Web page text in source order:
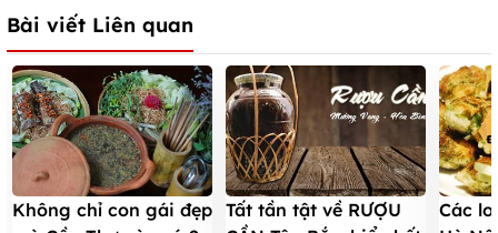
Bài viết Liên quan
Không chỉ con gái đẹp Tất tần tật về RƯỢU
Các